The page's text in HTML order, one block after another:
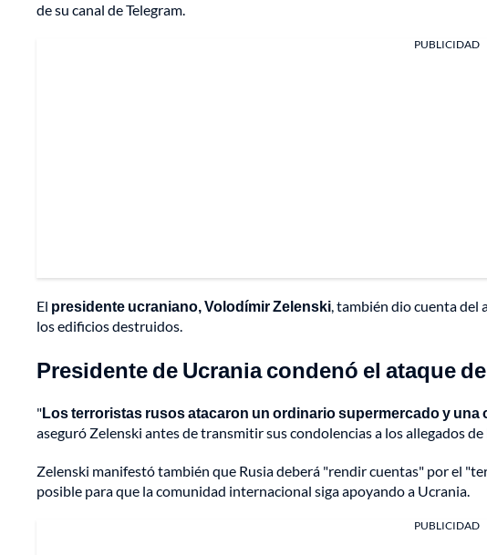
de su canal de Telegram.
PUBLICIDAD
El presidente ucraniano, Volodímir Zelenski, también dio cuenta del
los edificios destruidos.
Presidente de Ucrania condenó el ataque
"Los terroristas rusos atacaron un ordinario supermercado y
aseguró Zelenski antes de transmitir sus condolencias a los allegados de
Zelenski manifestó también que Rusia deberá "rendir cuentas" por el
posible para que la comunidad internacional siga apoyando a Ucrania.
PUBLICIDAD